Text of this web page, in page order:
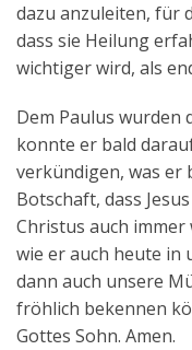
dazu anzuleiten, für
dass sie Heilung
wichtiger wird, als
Dem Paulus wurden
konnte er bald
verkündigen, was er
Botschaft, dass
Christus auch
wie er auch heute in
dann auch unsere
fröhlich bekennen
Gottes Sohn. Amen.